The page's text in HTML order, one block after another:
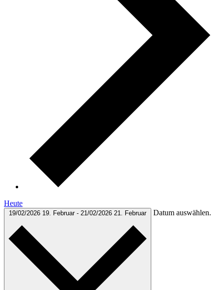
Heute
19/02/2026 19. Februar - 21/02/2026 21. Februar Datum auswählen.